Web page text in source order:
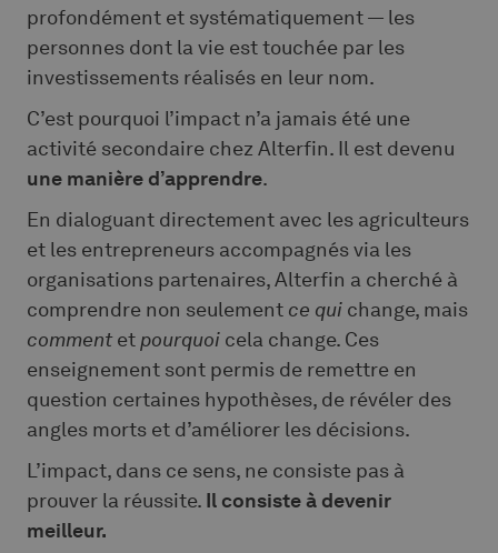
profondément et systématiquement — les
personnes dont la vie est touchée par les
investissements réalisés en leur nom.
C’est pourquoi l’impact n’a jamais été une
activité secondaire chez Alterfin. Il est devenu
une manière d’apprendre.
En dialoguant directement avec les agriculteurs
et les entrepreneurs accompagnés via les
organisations partenaires, Alterfin a cherché à
comprendre non seulement ce qui change, mais
commentet pourquoi cela change. Ces
enseignement sont permis de remettre en
question certaines hypothèses, de révéler des
angles morts et d’améliorer les décisions.
L’impact, dans ce sens, ne consiste pas à
prouver la réussite. Il consiste à devenir
meilleur.